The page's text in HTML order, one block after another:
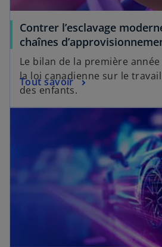
Contrer l’esclavage
chaînes
Le bilan de la première
la loi canadienne sur le
des enfants.
Tout savoir